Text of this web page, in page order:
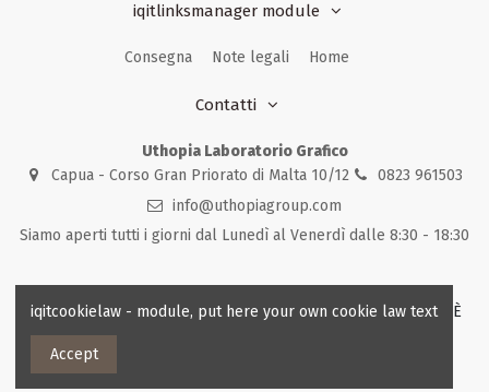
iqitlinksmanager module
Consegna Note legali Home
Contatti
Uthopia Laboratorio Grafico
Capua - Corso Gran Priorato di Malta 10/12
0823 961503
info@uthopiagroup.com
Siamo aperti tutti i giorni dal Lunedì al Venerdì dalle 8:30 - 18:30
© 2023 - Uthopia Laboratorio Grafico - Tutti i diritti riservati - È
vietata la riproduzione anche parziale dei contenuti.
iqitcookielaw - module, put here your own cookie law text
Accept